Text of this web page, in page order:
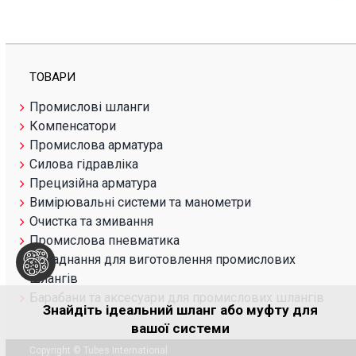
ТОВАРИ
Промислові шланги
Компенсатори
Промислова арматура
Силова гідравліка
Прецизійна арматура
Вимірювальні системи та манометри
Очистка та змивання
Промислова пневматика
Обладнання для виготовлення промислових
шлангів
Барабани та аксесуари для промислових шлангів
Copyright © Tubes International
Знайдіть ідеальний шланг або муфту для
вашої системи